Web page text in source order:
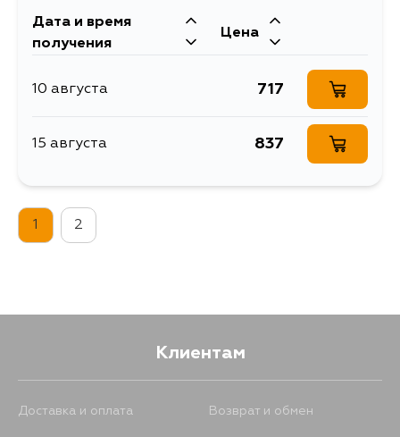
Дата и время
получения
Цена
10 августа 717
15 августа 837
1 2
Клиентам
Доставка и оплата Возврат и обмен